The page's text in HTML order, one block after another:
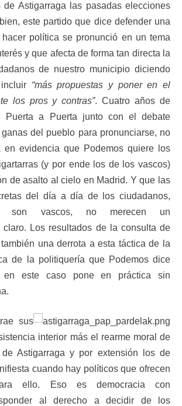
de Astigarraga las pasadas elecciones
este partido que dice defender una
política se pronunció en un tema
y que afecta de forma tan directa la
de nuestro municipio diciendo
“más propuestas y poner en el
los pros y contras”. Cuatro años de
Puerta a Puerta junto con el debate
del pueblo para pronunciarse, no
en evidencia que Podemos quiere los
(y por ende los de los vascos)
de asalto al cielo en Madrid. Y que las
del día a día de los ciudadanos,
son vascos, no merecen un
claro. Los resultados de la consulta de
una derrota a esta táctica de la
de la politiquería que Podemos dice
en este caso pone en práctica sin
sus
interior más el rearme moral de
de Astigarraga y por extensión los de
cuando hay políticos que ofrecen
ello. Eso es democracia con
al derecho a decidir de los